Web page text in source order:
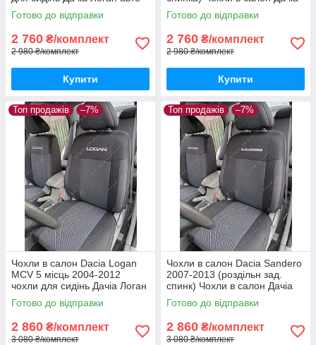
чохли Dacia Logan
Готово до відправки
2 760 ₴/комплект
2 980 ₴/комплект
Купити
Сандеро після 2013 / авто
чохли Dacia Sandero
Готово до відправки
2 760 ₴/комплект
2 980 ₴/комплект
Купити
Топ продажів –7%
Чохли в салон Dacia Logan
MCV 5 місць 2004-2012
чохли для сидінь Дачіа Логан
МЦВ 5місць авто чохли Dacia
Logan MCV
Готово до відправки
2 860 ₴/комплект
3 080 ₴/комплект
Топ продажів –7%
Чохли в салон Dacia Sandero
2007-2013 (роздільн зад.
спинк) Чохли в салон Дачіа
Сандеро до 2013 / авто
чохли Dacia Sandero
Готово до відправки
2 860 ₴/комплект
3 080 ₴/комплект